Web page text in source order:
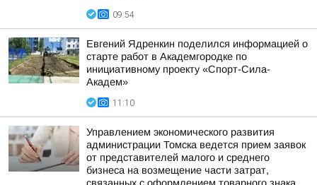
09:54
Евгений Ядренкин поделился информацией о
старте работ в Академгородке по
инициативному проекту «Спорт-Сила-
Академ»
11:10
Управлением экономического развития
администрации Томска ведется прием заявок
от представителей малого и среднего
бизнеса на возмещение части затрат,